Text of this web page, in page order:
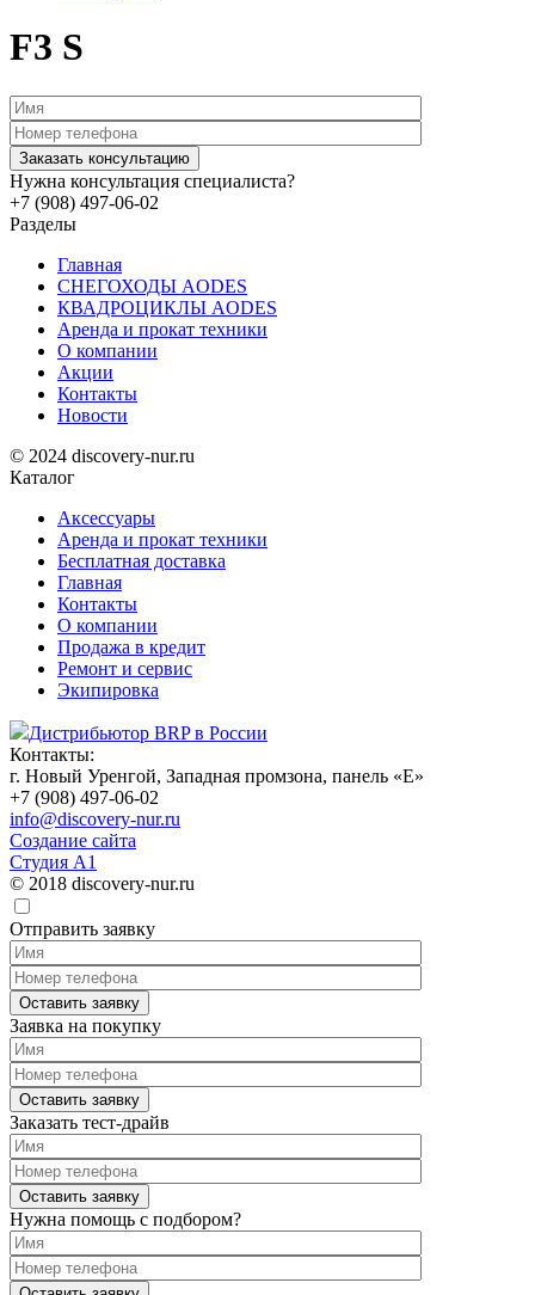
F3 S
Нужна консультация специалиста?
+7 (908) 497-06-02
Разделы
Главная
СНЕГОХОДЫ AODES
КВАДРОЦИКЛЫ AODES
Аренда и прокат техники
О компании
Акции
Контакты
Новости
© 2024 discovery-nur.ru
Каталог
Аксессуары
Аренда и прокат техники
Бесплатная доставка
Главная
Контакты
О компании
Продажа в кредит
Ремонт и сервис
Экипировка
Дистрибьютор BRP в России
Контакты:
г. Новый Уренгой, Западная промзона, панель «Е»
+7 (908) 497-06-02
info@discovery-nur.ru
Создание сайта
Студия А1
© 2018 discovery-nur.ru
Отправить заявку
Заявка на покупку
Заказать тест-драйв
Нужна помощь с подбором?